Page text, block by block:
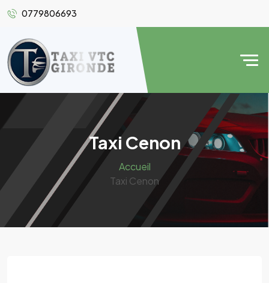
0779806693
Taxi Cenon
Accueil
Taxi Cenon